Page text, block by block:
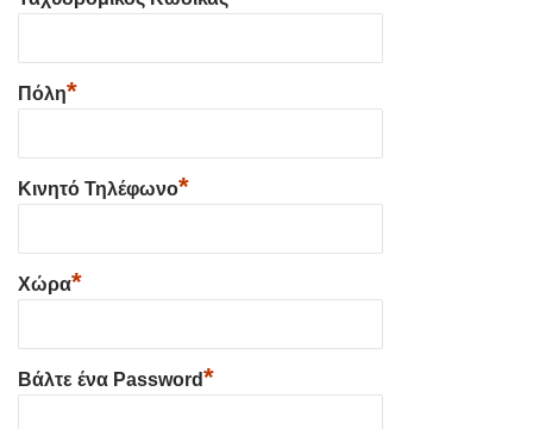
Πόλη*
Κινητό Τηλέφωνο*
Χώρα*
Βάλτε ένα Password*